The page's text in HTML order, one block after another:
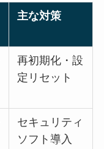
主な対策
再初期化・設
定リセット
セキュリティ
ソフト導入